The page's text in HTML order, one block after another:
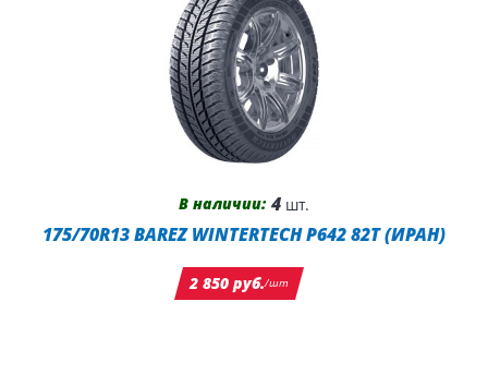
В наличии: 4 шт.
175/70R13 BAREZ WINTERTECH P642 82T (ИРАН)
2 850 руб./шт